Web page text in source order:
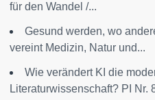
für den Wandel /...
Gesund werden, wo
vereint Medizin, Natur und...
Wie verändert KI die
Literaturwissenschaft? PI Nr.